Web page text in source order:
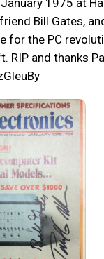
1975 at
Bill Gates,
for the PC
RIP and thanks